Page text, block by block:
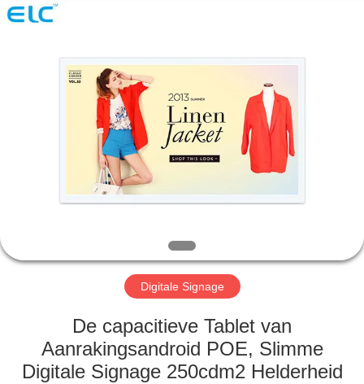
PRODUCTEN
ONGEVEER
FABRIEKSREIS
KWALITEITSCONTROLE
CONTACTEER
Electron
Technology
Co.,
Digitale Signage
De capacitieve Tablet van
Aanrakingsandroid POE, Slimme
Digitale Signage 250cdm2 Helderheid